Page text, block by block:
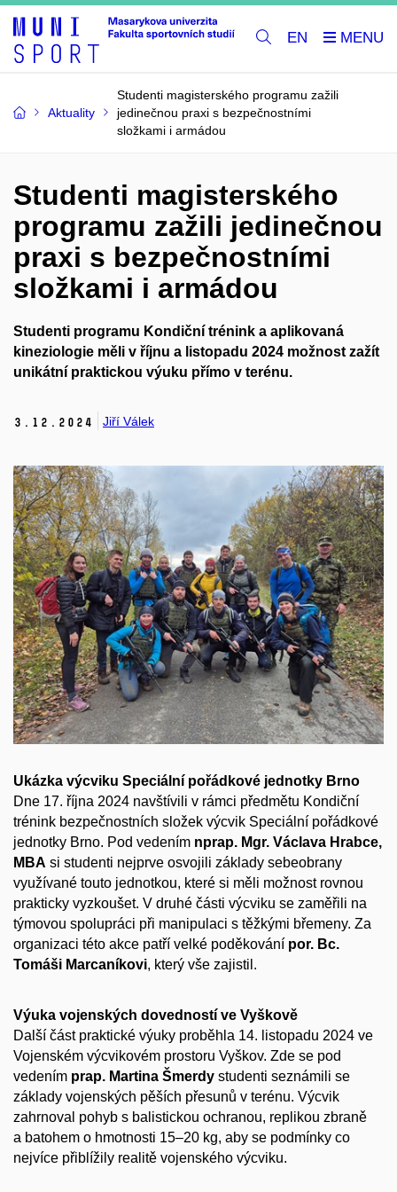
EN
Aktuality
Studenti magisterského programu zažili
jedinečnou praxi s bezpečnostními
složkami i armádou
Studenti magisterského
programu zažili jedinečnou
praxi s bezpečnostními
složkami i armádou
Studenti programu Kondiční trénink a aplikovaná
kineziologie měli v říjnu a listopadu 2024 možnost zažít
unikátní praktickou výuku přímo v terénu.
3. 12. 2024 Jiří Válek
Ukázka výcviku Speciální pořádkové jednotky Brno
Dne 17. října 2024 navštívili v rámci předmětu Kondiční
trénink bezpečnostních složek výcvik Speciální pořádkové
jednotky Brno. Pod vedením nprap. Mgr. Václava Hrabce,
MBA si studenti nejprve osvojili základy sebeobrany
využívané touto jednotkou, které si měli možnost rovnou
prakticky vyzkoušet. V druhé části výcviku se zaměřili na
týmovou spolupráci při manipulaci s těžkými břemeny. Za
organizaci této akce patří velké poděkování por. Bc.
Tomáši Marcaníkovi, který vše zajistil.
Výuka vojenských dovedností ve Vyškově
Další část praktické výuky proběhla 14. listopadu 2024 ve
Vojenském výcvikovém prostoru Vyškov. Zde se pod
vedením prap. Martina Šmerdy studenti seznámili se
základy vojenských pěších přesunů v terénu. Výcvik
zahrnoval pohyb s balistickou ochranou, replikou zbraně
a batohem o hmotnosti 15–20 kg, aby se podmínky co
nejvíce přiblížily realitě vojenského výcviku.